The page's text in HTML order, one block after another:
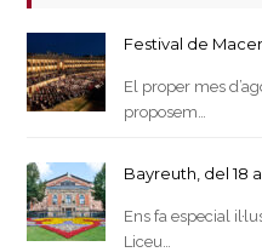
Festival de
El proper mes
proposem…
Bayreuth, del 18
Ens fa especial
Liceu…